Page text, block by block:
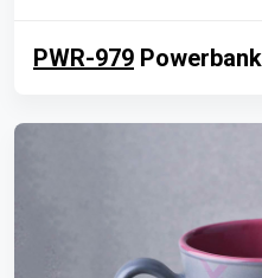
PWR-979 Powerbank